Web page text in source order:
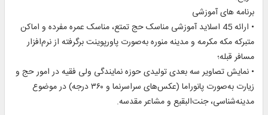
برنامه های آموزشی
• ارائه 45 اسلايد آموزشی مناسک حج تمتع، مناسک عمره مفرده و اماکن
متبرکه مکه مکرمه و مدينه منوره به‌صورت پاورپوينت برگرفته از نرم‌افزار
مسافر قبله؛
• نمايش تصاوير سه بعدی توليدی حوزه نمايندگی ولی فقيه در امور حج و
زیارت به‌صورت پانوراما (عکس‌های سراسرنما و ۳۶۰ درجه) در موضوع
مدينه‌شناسی، جنت‌البقيع و مشاعر مقدسه.